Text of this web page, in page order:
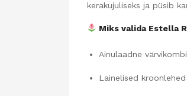
kerakujuliseks ja püsib
Miks valida Estella
Ainulaadne
Lainelised